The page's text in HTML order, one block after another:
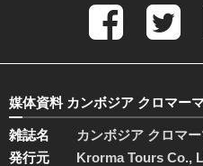
媒体資料 カンボジア クロマー
雑誌名
カンボジア クロマ
発行元
Krorma Tours Co.,